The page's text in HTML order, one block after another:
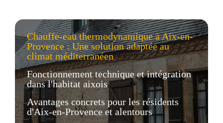
Chauffe-eau thermodynamique à Aix-en-
Provence : Une solution adaptée au
climat méditerranéen
Fonctionnement technique et intégration
dans l'habitat aixois
Avantages concrets pour les résidents
d'Aix-en-Provence et alentours